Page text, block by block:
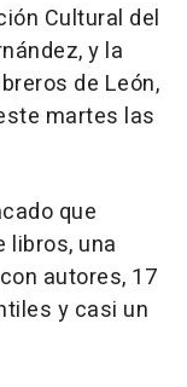
Cultural del
y la
de León,
martes las
que
libros, una
autores, 17
y casi un